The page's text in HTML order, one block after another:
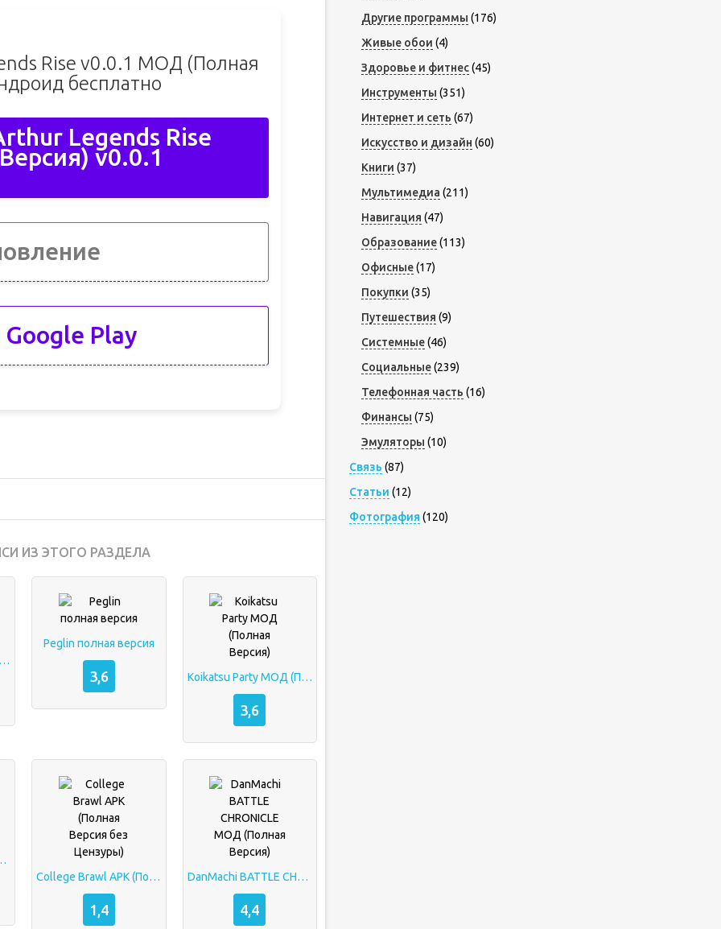
Rise v0.0.1 МОД (Полная
бесплатно
Legends Rise
v0.0.1
Play
ИЗ ЭТОГО РАЗДЕЛА
(Полная Версия)
Peglin полная версия
3,6 Koikatsu Party МОД (Полная Версия)
3,6
Полная Версия
College Brawl APK (Полная Версия без Цензуры)
1,4
DanMachi BATTLE CHRONICLE МОД (Полная Версия)
4,4
Другие программы (176)
Живые обои (4)
Здоровье и фитнес(45)
Инструменты (351)
Интернет и сеть (67)
Искусство и дизайн (60)
Книги (37)
Мультимедиа (211)
Навигация (47)
Образование(113)
Офисные(17)
Покупки (35)
Путешествия (9)
Системные(46)
Социальные(239)
Телефонная часть (16)
Финансы (75)
Эмуляторы (10)
Связь (87)
Статьи (12)
Фотография (120)